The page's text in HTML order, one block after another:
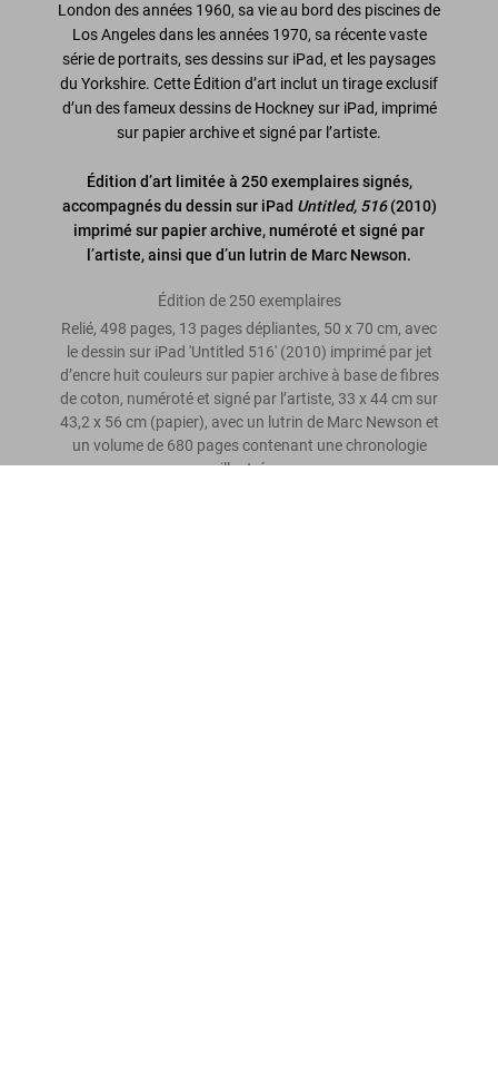
London des années 1960, sa vie au bord des piscines de
Los Angeles dans les années 1970, sa récente vaste
série de portraits, ses dessins sur iPad, et les paysages
du Yorkshire. Cette Édition d’art inclut un tirage exclusif
d’un des fameux dessins de Hockney sur iPad, imprimé
sur papier archive et signé par l’artiste.
Édition d’art limitée à 250 exemplaires signés,
accompagnés du dessin sur iPad Untitled, 516(2010)
imprimé sur papier archive, numéroté et signé par
l’artiste, ainsi que d’un lutrin de Marc Newson.
Édition de 250 exemplaires
Relié, 498 pages, 13 pages dépliantes, 50 x 70 cm, avec
le dessin sur iPad 'Untitled 516' (2010) imprimé par jet
d’encre huit couleurs sur papier archive à base de fibres
de coton, numéroté et signé par l’artiste, 33 x 44 cm sur
43,2 x 56 cm (papier), avec un lutrin de Marc Newson et
un volume de 680 pages contenant une chronologie
illustrée.